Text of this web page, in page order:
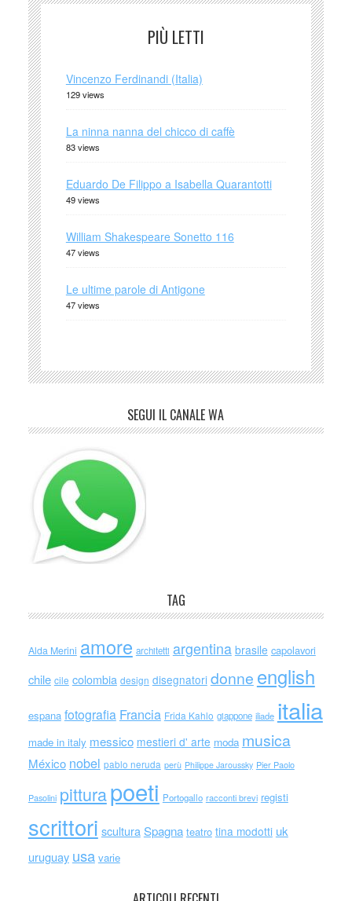
PIÙ LETTI
Vincenzo Ferdinandi (Italia)
129 views
La ninna nanna del chicco di caffè
83 views
Eduardo De Filippo a Isabella Quarantotti
49 views
William Shakespeare Sonetto 116
47 views
Le ultime parole di Antigone
47 views
SEGUI IL CANALE WA
TAG
Alda Merini amore architetti argentina brasile capolavori
chile cile colombia design disegnatori donne english
espana fotografia Francia Frida Kahlo giappone iliade italia
made in italy messico mestieri d' arte moda musica
México nobel pablo neruda perù Philippe Jaroussky Pier Paolo
Pasolini pitturapoeti Portogallo racconti brevi registi
scrittori scultura Spagna teatro tina modotti uk
uruguay usa varie